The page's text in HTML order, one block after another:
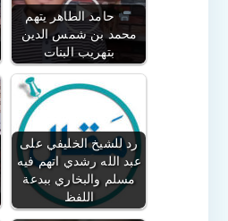
حامد الطاهر يتهم
محمد بن شمس الدين
بتهريب البنات
رد للشيخ الخليفي على
عبد الله رشدي اتهم فيه
مسلم والبخاري ببدعة
اللفظ